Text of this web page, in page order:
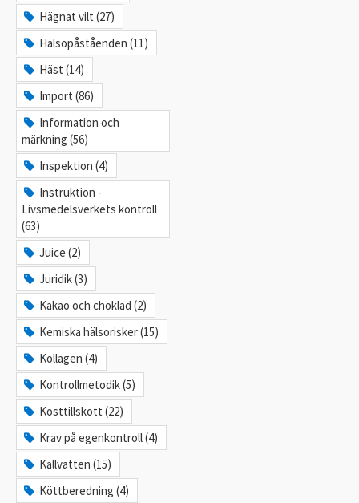
Hägnat vilt (27)
Hälsopåståenden (11)
Häst (14)
Import (86)
Information och
märkning (56)
Inspektion (4)
Instruktion -
Livsmedelsverkets kontroll
(63)
Juice (2)
Juridik (3)
Kakao och choklad (2)
Kemiska hälsorisker (15)
Kollagen (4)
Kontrollmetodik (5)
Kosttillskott (22)
Krav på egenkontroll (4)
Källvatten (15)
Köttberedning (4)